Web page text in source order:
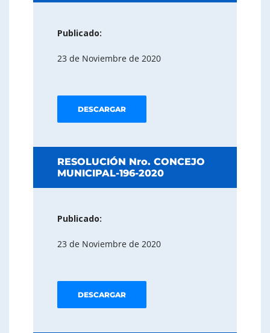
Publicado:
23 de Noviembre de 2020
DESCARGAR
RESOLUCIÓN Nro. CONCEJO
MUNICIPAL-196-2020
Publicado:
23 de Noviembre de 2020
DESCARGAR